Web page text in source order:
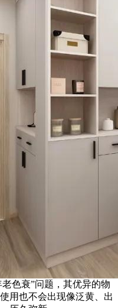
色衰”问题，其优异的物
用也不会出现像泛黄、出